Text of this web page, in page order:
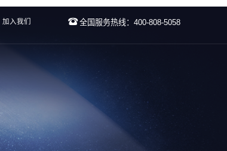
加入我们 全国服务热线：400-808-5058